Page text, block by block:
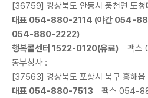
[36759] 경상북도 안동시 풍천면 도
대표 054-880-2114 (야간 054-
054-880-2222)
행복콜센터 1522-0120(유료)
팩
동부청사 :
[37563] 경상북도 포항시 북구 흥해읍
대표 054-880-7513 팩스 054-